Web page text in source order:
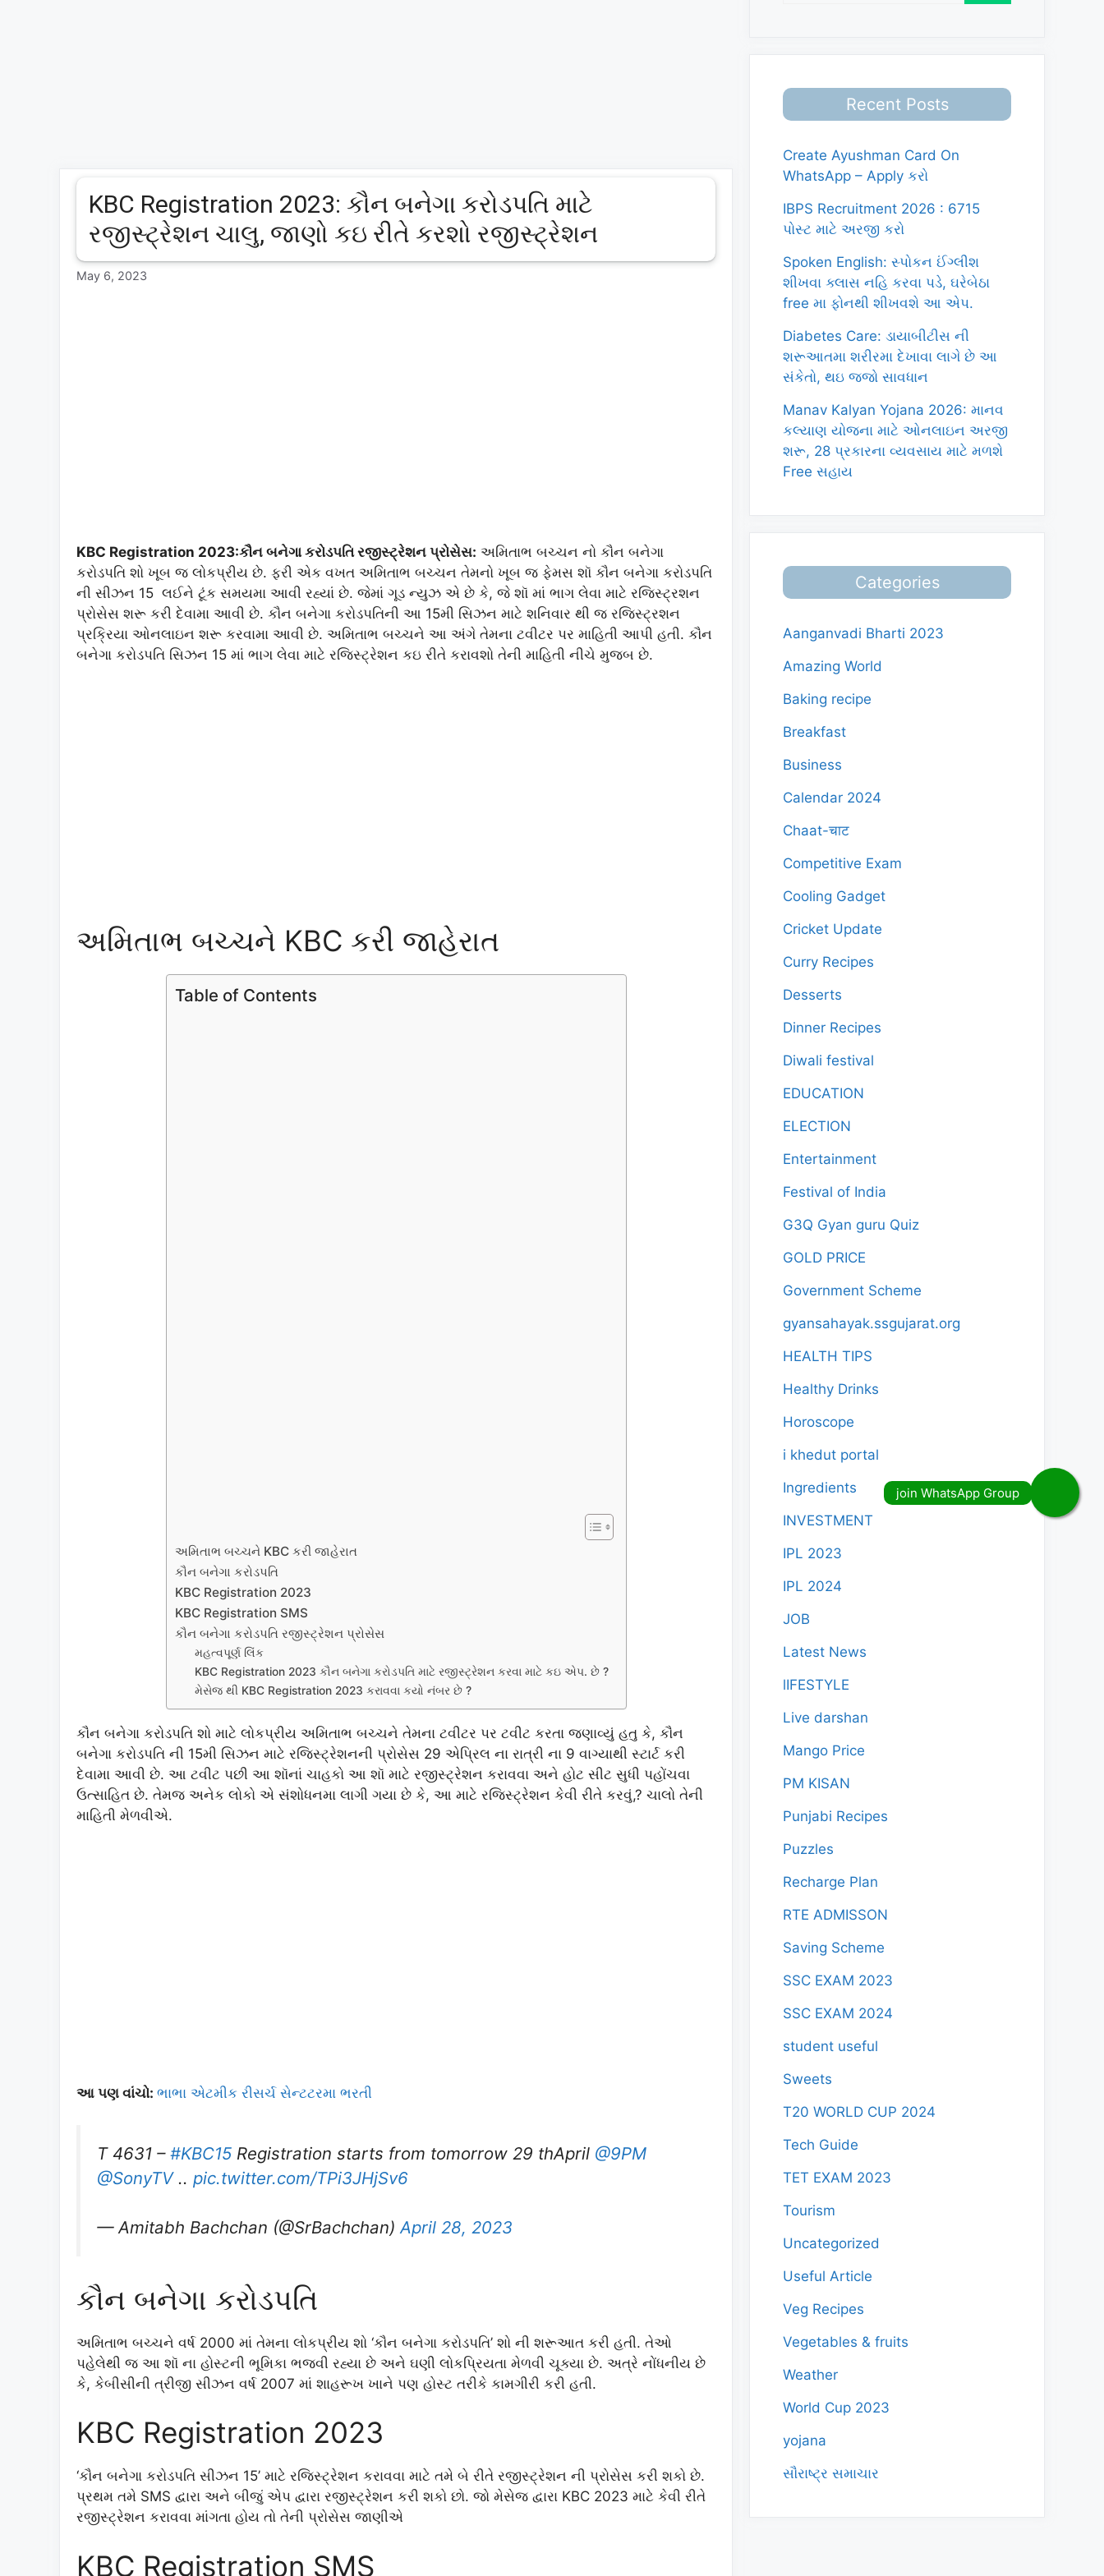
KBC Registration 2023: કૌન બનેગા કરોડપતિ માટે
રજીસ્ટ્રેશન ચાલુ, જાણો કઇ રીતે કરશો રજીસ્ટ્રેશન
May 6, 2023
KBC Registration 2023:કૌન બનેગા કરોડપતિ રજીસ્ટ્રેશન પ્રોસેસ: અમિતાભ બચ્ચન નો કૌન બનેગા
કરોડપતિ શો ખૂબ જ લોકપ્રીય છે. ફરી એક વખત અમિતાભ બચ્ચન તેમનો ખૂબ જ ફેમસ શૉ કૌન બનેગા કરોડપતિ
ની સીઝન 15 લઈને ટૂંક સમયમા આવી રહ્યાં છે. જેમાં ગૂડ ન્યુઝ એ છે કે, જે શૉ માં ભાગ લેવા માટે રજિસ્ટ્રશન
પ્રોસેસ શરૂ કરી દેવામા આવી છે. કૌન બનેગા કરોડપતિની આ 15મી સિઝન માટે શનિવાર થી જ રજિસ્ટ્રશન
પ્રક્રિયા ઓનલાઇન શરૂ કરવામા આવી છે. અમિતાભ બચ્ચને આ અંગે તેમના ટવીટર પર માહિતી આપી હતી. કૌન
બનેગા કરોડપતિ સિઝન 15 માં ભાગ લેવા માટે રજિસ્ટ્રેશન કઇ રીતે કરાવશો તેની માહિતી નીચે મુજબ છે.
અમિતાભ બચ્ચને KBC કરી જાહેરાત
Table of Contents
અમિતાભ બચ્ચને KBC કરી જાહેરાત
કૌન બનેગા કરોડપતિ
KBC Registration 2023
KBC Registration SMS
કૌન બનેગા કરોડપતિ રજીસ્ટ્રેશન પ્રોસેસ
મહત્વપૂર્ણ લિંક
KBC Registration 2023 કૌન બનેગા કરોડપતિ માટે રજીસ્ટ્રેશન કરવા માટે કઇ એપ. છે ?
મેસેજ થી KBC Registration 2023 કરાવવા કયો નંબર છે ?
કૌન બનેગા કરોડપતિ શો માટે લોકપ્રીય અમિતાભ બચ્ચને તેમના ટવીટર પર ટવીટ કરતા જણાવ્યું હતુ કે, કૌન
બનેગા કરોડપતિ ની 15મી સિઝન માટે રજિસ્ટ્રેશનની પ્રોસેસ 29 એપ્રિલ ના રાત્રી ના 9 વાગ્યાથી સ્ટાર્ટ કરી
દેવામા આવી છે. આ ટવીટ પછી આ શૉનાં ચાહકો આ શૉ માટે રજીસ્ટ્રેશન કરાવવા અને હોટ સીટ સુધી પહોંચવા
ઉત્સાહિત છે. તેમજ અનેક લોકો એ સંશોધનમા લાગી ગયા છે કે, આ માટે રજિસ્ટ્રેશન કેવી રીતે કરવું,? ચાલો તેની
માહિતી મેળવીએ.
આ પણ વાંચો: ભાભા એટમીક રીસર્ચ સેન્ટટરમા ભરતી
T 4631 – #KBC15 Registration starts from tomorrow 29 thApril @9PM
@SonyTV.. pic.twitter.com/TPi3JHjSv6
— Amitabh Bachchan (@SrBachchan)April 28, 2023
કૌન બનેગા કરોડપતિ
અમિતાભ બચ્ચને વર્ષ 2000 માં તેમના લોકપ્રીય શો ‘કૌન બનેગા કરોડપતિ’ શો ની શરૂઆત કરી હતી. તેઓ
પહેલેથી જ આ શૉ ના હોસ્ટની ભૂમિકા ભજવી રહ્યા છે અને ઘણી લોકપ્રિયતા મેળવી ચૂક્યા છે. અત્રે નોંધનીય છે
કે, કેબીસીની ત્રીજી સીઝન વર્ષ 2007 માં શાહરૂખ ખાને પણ હોસ્ટ તરીકે કામગીરી કરી હતી.
KBC Registration 2023
‘કૌન બનેગા કરોડપતિ સીઝન 15’ માટે રજિસ્ટ્રેશન કરાવવા માટે તમે બે રીતે રજીસ્ટ્રેશન ની પ્રોસેસ કરી શકો છે.
પ્રથમ તમે SMS દ્વારા અને બીજું એપ દ્વારા રજીસ્ટ્રેશન કરી શકો છો. જો મેસેજ દ્વારા KBC 2023 માટે કેવી રીતે
રજીસ્ટ્રેશન કરાવવા માંગતા હોય તો તેની પ્રોસેસ જાણીએ
KBC Registration SMS
Recent Posts
Create Ayushman Card On
WhatsApp – Apply કરો
IBPS Recruitment 2026 : 6715
પોસ્ટ માટે અરજી કરો
Spoken English: સ્પોકન ઈંગ્લીશ
શીખવા ક્લાસ નહિ કરવા પડે, ઘરેબેઠા
free મા ફોનથી શીખવશે આ એપ.
Diabetes Care: ડાયાબીટીસ ની
શરૂઆતમા શરીરમા દેખાવા લાગે છે આ
સંકેતો, થઇ જજો સાવધાન
Manav Kalyan Yojana 2026: માનવ
કલ્યાણ યોજના માટે ઓનલાઇન અરજી
શરૂ, 28 પ્રકારના વ્યવસાય માટે મળશે
Free સહાય
Categories
Aanganvadi Bharti 2023
Amazing World
Baking recipe
Breakfast
Business
Calendar 2024
Chaat-चाट
Competitive Exam
Cooling Gadget
Cricket Update
Curry Recipes
Desserts
Dinner Recipes
Diwali festival
EDUCATION
ELECTION
Entertainment
Festival of India
G3Q Gyan guru Quiz
GOLD PRICE
Government Scheme
gyansahayak.ssgujarat.org
HEALTH TIPS
Healthy Drinks
Horoscope
i khedut portal
Ingredients
INVESTMENT
IPL 2023
IPL 2024
JOB
Latest News
lIFESTYLE
Live darshan
Mango Price
PM KISAN
Punjabi Recipes
Puzzles
Recharge Plan
RTE ADMISSON
Saving Scheme
SSC EXAM 2023
SSC EXAM 2024
student useful
Sweets
T20 WORLD CUP 2024
Tech Guide
TET EXAM 2023
Tourism
Uncategorized
Useful Article
Veg Recipes
Vegetables & fruits
Weather
World Cup 2023
yojana
સૌરાષ્ટ્ર સમાચાર